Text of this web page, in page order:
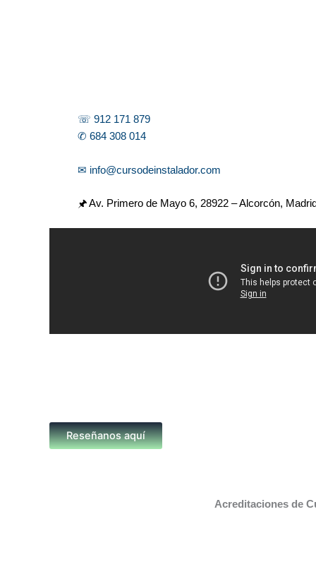
☏ 912 171 879
✆ 684 308 014
✉ info@cursodeinstalador.com
🖈 Av. Primero de Mayo 6, 28922 – Alcorcón,
Reseñanos aquí
Acreditaciones de